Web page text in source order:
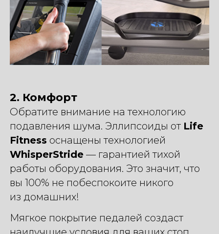
2. Комфорт
Обратите внимание на технологию
подавления шума. Эллипсоиды от Life
Fitness оснащены технологией
WhisperStride — гарантией тихой
работы оборудования. Это значит, что
вы 100% не побеспокоите никого
из домашних!
Мягкое покрытие педалей создаст